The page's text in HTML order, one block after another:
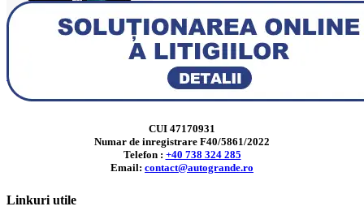
0
CUI 47170931
Numar de inregistrare F40/5861/2022
Telefon : +40 738 324 285
Email: contact@autogrande.ro
Linkuri utile